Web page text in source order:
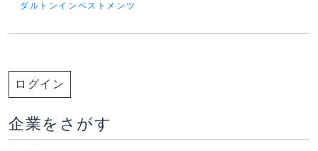
ダルトンインベストメンツ
ログイン
企業をさがす